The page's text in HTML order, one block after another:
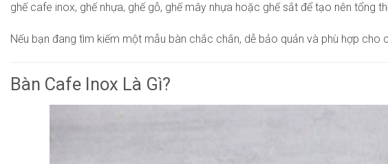
ghế cafe inox, ghế nhựa, ghế gỗ, ghế mây nhựa hoặc ghế sắt để tạo nên tổng
Nếu bạn đang tìm kiếm một mẫu bàn chắc chắn, dễ bảo quản và phù hợp cho
Bàn Cafe Inox Là Gì?